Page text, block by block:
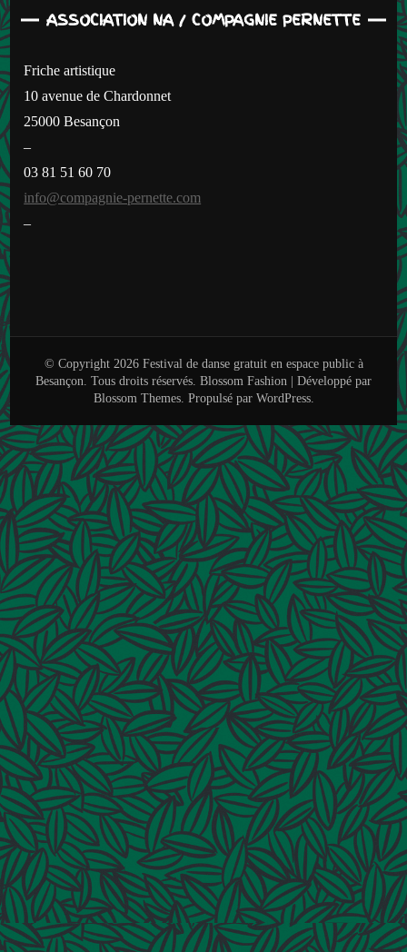
ASSOCIATION NA / COMPAGNIE PERNETTE
Friche artistique
10 avenue de Chardonnet
25000 Besançon
–
03 81 51 60 70
info@compagnie-pernette.com
–
© Copyright 2026 Festival de danse gratuit en espace public à
Besançon . Tous droits réservés. Blossom Fashion | Développé par
Blossom Themes. Propulsé par WordPress.